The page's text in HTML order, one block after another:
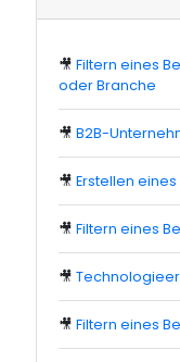
🎥 Filtern eines
oder Branche
🎥 B2B-
🎥 Erstellen
🎥 Filtern eines
🎥
🎥 Filtern eines